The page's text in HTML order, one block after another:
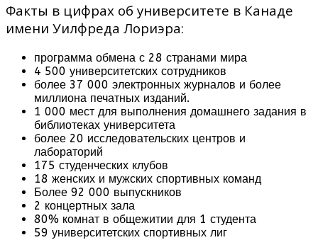
Факты в цифрах об университете в Канаде
имени Уилфреда Лориэра:
программа обмена с 28 странами мира
4 500 университетских сотрудников
более 37 000 электронных журналов и более
миллиона печатных изданий.
1 000 мест для выполнения домашнего задания в
библиотеках университета
более 20 исследовательских центров и
лабораторий
175 студенческих клубов
18 женских и мужских спортивных команд
Более 92 000 выпускников
2 концертных зала
80% комнат в общежитии для 1 студента
59 университетских спортивных лиг